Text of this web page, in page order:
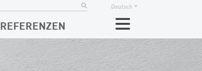
Deutsch
REFERENZEN